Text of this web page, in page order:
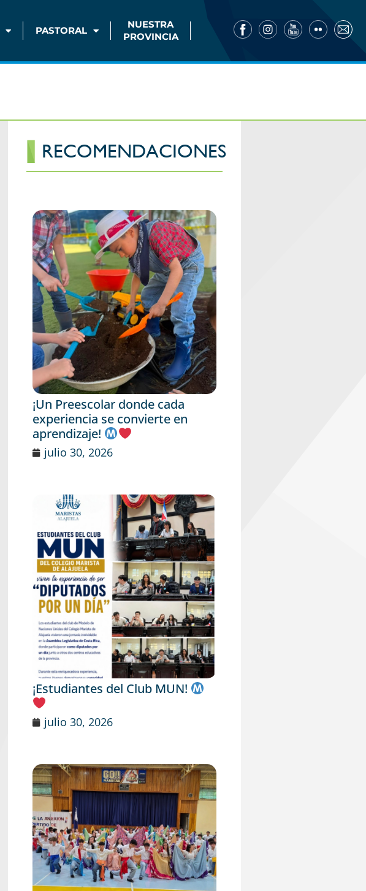
PASTORAL
NUESTRA
PROVINCIA
RECOMENDACIONES
¡Un Preescolar donde cada
experiencia se convierte en
aprendizaje!
julio 30, 2026
¡Estudiantes del Club MUN!
julio 30, 2026